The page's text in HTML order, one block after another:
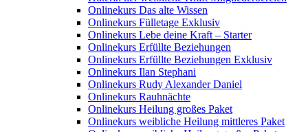
Onlinekurs Das alte Wissen
Onlinekurs Fülletage Exklusiv
Onlinekurs Lebe deine Kraft – Starter
Onlinekurs Erfüllte Beziehungen
Onlinekurs Erfüllte Beziehungen Exklusiv
Onlinekurs Ilan Stephani
Onlinekurs Rudy Alexander Daniel
Onlinekurs Rauhnächte
Onlinekurs Heilung großes Paket
Onlinekurs weibliche Heilung mittleres Paket